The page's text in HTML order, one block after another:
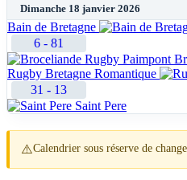
Dimanche 18 janvier 2026
Bain de Bretagne
6 - 81
Rugby Bretagne Romantique
31 - 13
Saint Pere
⚠️Calendrier sous réserve de